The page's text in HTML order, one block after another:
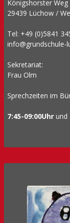
Königshorster Weg
29439 Lüchow /
Tel: +49 (0)5841
info@grundschule-
Sekretariat:
Frau Olm
Sprechzeiten im
7:45-09:00Uhr und